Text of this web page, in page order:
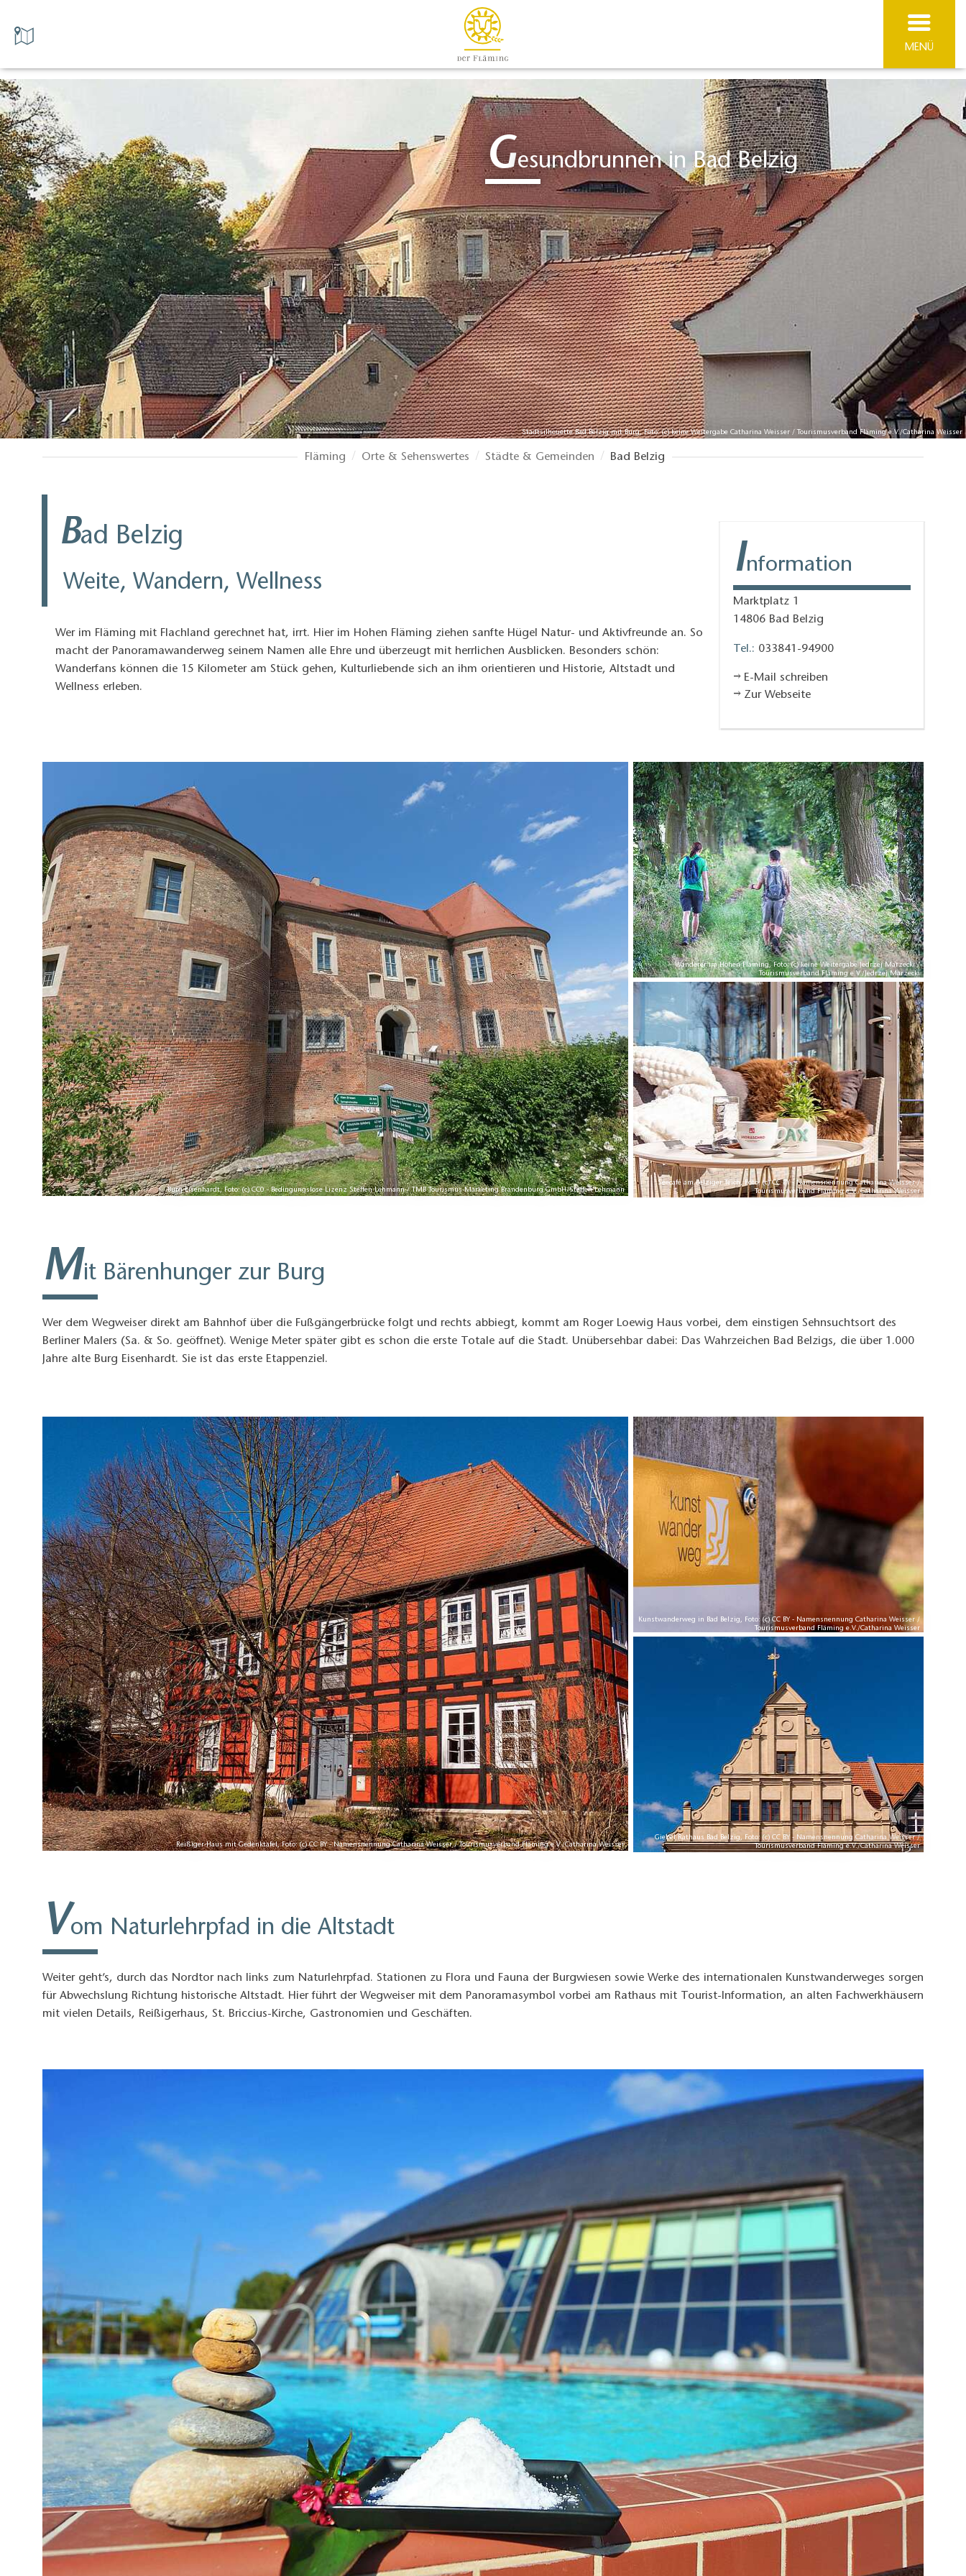
MENÜ
Stadtsilhouette Bad Belzig mit Burg, Foto: (c) keine Weitergabe Catharina Weisser / Tourismusverband Fläming e.V./Catharina Weisser
Gesundbrunnen in Bad Belzig
Fläming Orte & Sehenswertes Städte & Gemeinden Bad Belzig
Information
Marktplatz 1
14806 Bad Belzig
Tel.: 033841-94900
E-Mail schreiben
Zur Webseite
Bad Belzig
Weite, Wandern, Wellness
Wer im Fläming mit Flachland gerechnet hat, irrt. Hier im Hohen Fläming ziehen sanfte Hügel Natur- und Aktivfreunde an. So
macht der Panoramawanderweg seinem Namen alle Ehre und überzeugt mit herrlichen Ausblicken. Besonders schön:
Wanderfans können die 15 Kilometer am Stück gehen, Kulturliebende sich an ihm orientieren und Historie, Altstadt und
Wellness erleben.
Burg Eisenhardt, Foto: (c) CC0 - Bedingungslose Lizenz Steffen Lehmann / TMB Tourismus-Marketing Brandenburg GmbH/Steffen Lehmann
Wanderer im Hohen Fläming, Foto: (c) keine Weitergabe Jedrzej Marzecki /
Tourismusverband Fläming e.V./Jedrzej Marzecki
Seecafé am Belziger Teich, Foto: (c) CC BY - Namensnennung Catharina Weisser /
Tourismusverband Fläming e.V./Catharina Weisser
Mit Bärenhunger zur Burg
Wer dem Wegweiser direkt am Bahnhof über die Fußgängerbrücke folgt und rechts abbiegt, kommt am Roger Loewig Haus vorbei, dem einstigen Sehnsuchtsort des
Berliner Malers (Sa. & So. geöffnet). Wenige Meter später gibt es schon die erste Totale auf die Stadt. Unübersehbar dabei: Das Wahrzeichen Bad Belzigs, die über 1.000
Jahre alte Burg Eisenhardt. Sie ist das erste Etappenziel.
Reißiger-Haus mit Gedenktafel, Foto: (c) CC BY - Namensnennung Catharina Weisser / Tourismusverband Fläming e.V./Catharina Weisser
Kunstwanderweg in Bad Belzig, Foto: (c) CC BY - Namensnennung Catharina Weisser /
Tourismusverband Fläming e.V./Catharina Weisser
Giebel Rathaus Bad Belzig, Foto: (c) CC BY - Namensnennung Catharina Weisser /
Tourismusverband Fläming e.V./Catharina Weisser
Vom Naturlehrpfad in die Altstadt
Weiter geht’s, durch das Nordtor nach links zum Naturlehrpfad. Stationen zu Flora und Fauna der Burgwiesen sowie Werke des internationalen Kunstwanderweges sorgen
für Abwechslung Richtung historische Altstadt. Hier führt der Wegweiser mit dem Panoramasymbol vorbei am Rathaus mit Tourist-Information, an alten Fachwerkhäusern
mit vielen Details, Reißigerhaus, St. Briccius-Kirche, Gastronomien und Geschäften.